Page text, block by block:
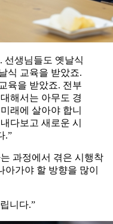
선생님들도 옛날식
식 교육을 받았죠.
육을 받았죠. 전부
해서는 아무도 경
래에 살아야 합니
다보고 새로운 시
.”
과정에서 겪은 시행착
가야 할 방향을 많이
니다.”